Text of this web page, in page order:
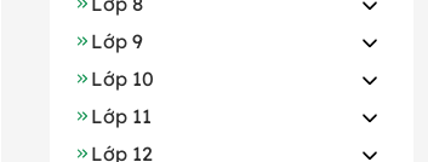
Lớp 9
Lớp 10
Lớp 11
Lớp 12